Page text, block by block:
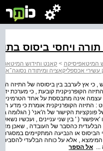
ויחסי ביסוס
המיטאפיסיקה > קאנט וחידוש
עשירי אכספליקאציה ומיתודה
הקופרניקנית קובעת , כי מערכת
עצמה אינה מתבססת על אחד
: התיזה הקופרניקנית אומרת כי מדע
פונקציות הקישור של ה'אני' ( הגלומה
'איפשור ( ' בין שני עניינים , ועכשיו
כהסבר של העובדה , שאכן מדע
הביסוס או הנביעה המתקיימים
, אלא על כוחה הבלעדי להסבירו
... אל הספר